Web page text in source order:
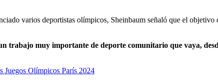
varios deportistas olímpicos, Sheinbaum señaló que el
trabajo muy importante de deporte comunitario que vaya,
Juegos Olímpicos París 2024